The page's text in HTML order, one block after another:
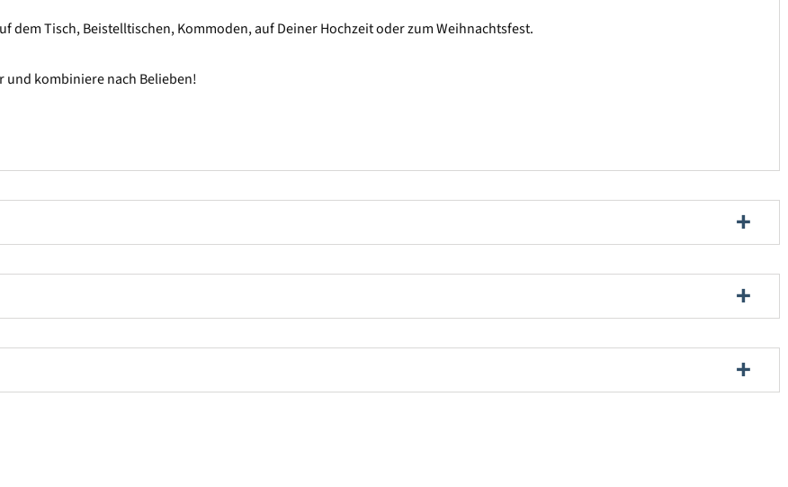
dem Tisch, Beistelltischen, Kommoden, auf Deiner Hochzeit oder zum Weihnachtsfest.
und kombiniere nach Belieben!